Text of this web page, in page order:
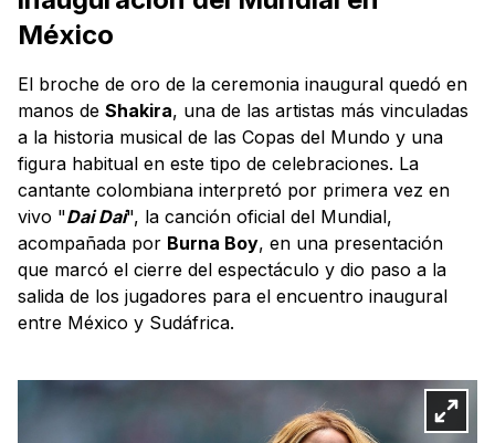
México
El broche de oro de la ceremonia inaugural quedó en
manos de Shakira, una de las artistas más vinculadas
a la historia musical de las Copas del Mundo y una
figura habitual en este tipo de celebraciones. La
cantante colombiana interpretó por primera vez en
vivo "Dai Dai", la canción oficial del Mundial,
acompañada por Burna Boy, en una presentación
que marcó el cierre del espectáculo y dio paso a la
salida de los jugadores para el encuentro inaugural
entre México y Sudáfrica.